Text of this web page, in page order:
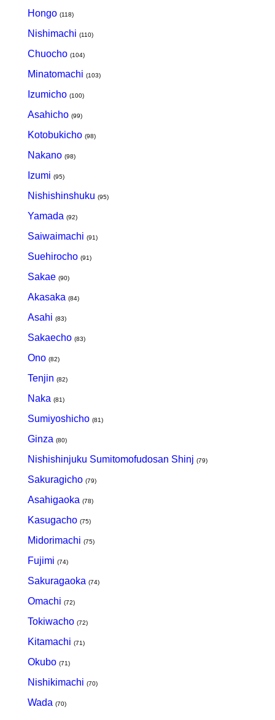
Hongo (118)
Nishimachi (110)
Chuocho (104)
Minatomachi (103)
Izumicho (100)
Asahicho (99)
Kotobukicho (98)
Nakano (98)
Izumi (95)
Nishishinshuku (95)
Yamada (92)
Saiwaimachi (91)
Suehirocho (91)
Sakae (90)
Akasaka (84)
Asahi (83)
Sakaecho (83)
Ono (82)
Tenjin (82)
Naka (81)
Sumiyoshicho (81)
Ginza (80)
Nishishinjuku Sumitomofudosan Shinj (79)
Sakuragicho (79)
Asahigaoka (78)
Kasugacho (75)
Midorimachi (75)
Fujimi (74)
Sakuragaoka (74)
Omachi (72)
Tokiwacho (72)
Kitamachi (71)
Okubo (71)
Nishikimachi (70)
Wada (70)